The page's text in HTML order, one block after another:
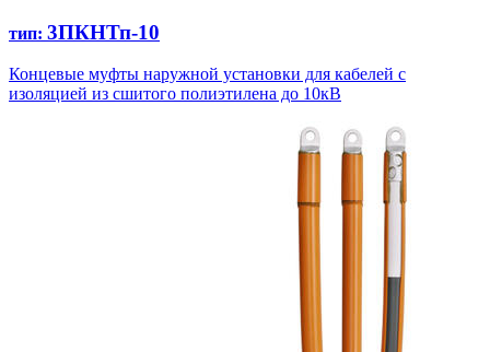
тип: 3ПКНТп-10
Концевые муфты наружной установки для кабелей с
изоляцией из сшитого полиэтилена до 10кВ